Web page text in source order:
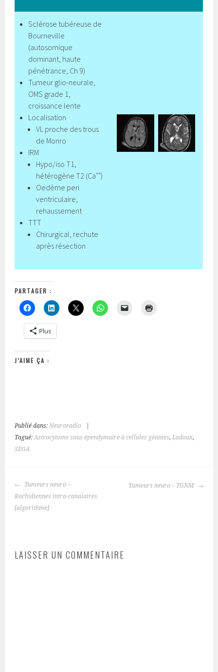
Sclérose tubéreuse de
Bourneville
(autosomique
dominant, haute
pénétrance, Ch 9)
Tumeur glio-neurale,
OMS grade 1,
croissance lente
Localisation
VL proche des trous
de Monro
IRM
Hypo/iso T1,
hétérogène T2 (Ca++)
Oedème peri
ventriculaire,
rehaussement
TTT
Chirurgical, rechute
après résection
PARTAGER :
Plus
J’AIME ÇA :
Publié dans:Neuroradio
Tagué:Astrocytome sous épendymaire à cellules géantes,Ladoux,
SEGA
NAVIGATION
DES
ARTICLES
Tumeurs neuro –
Rachidiennes intra-canalaires
[algorithme]
Tumeurs neuro – TGNM
LAISSER UN COMMENTAIRE